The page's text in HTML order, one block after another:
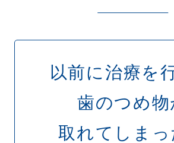
以前に治療を
歯のつめ物
取れてしまっ